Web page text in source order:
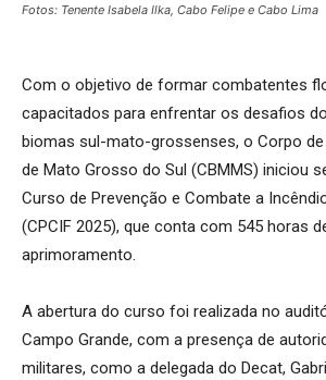
Fotos: Tenente Isabela Ilka, Cabo Felipe e Cabo Lima
Com o objetivo de formar combatentes
capacitados para enfrentar os desafios
biomas sul-mato-grossenses, o Corpo
de Mato Grosso do Sul (CBMMS) iniciou
Curso de Prevenção e Combate a
(CPCIF 2025), que conta com 545 horas
aprimoramento.
A abertura do curso foi realizada no
Campo Grande, com a presença de
militares, como a delegada do Decat,